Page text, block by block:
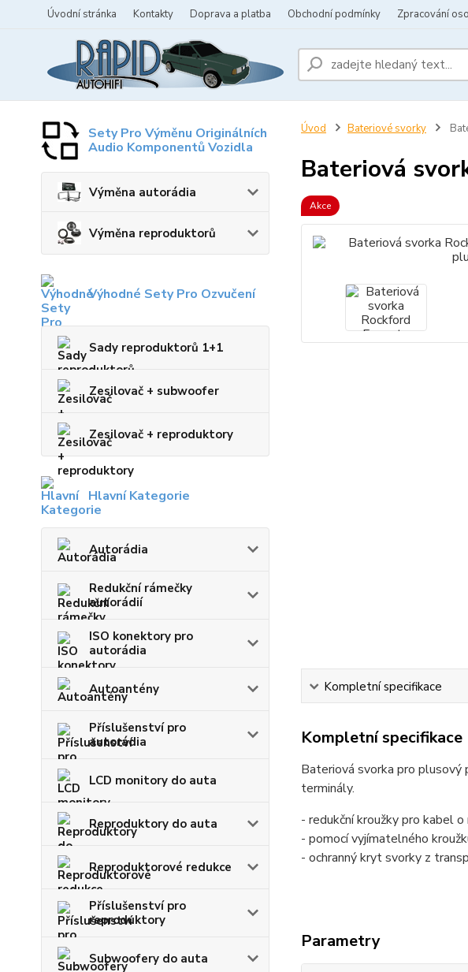
Úvodní stránka Kontakty Doprava a platba Obchodní podmínky Zpracování
Sety Pro Výměnu Originálních
Audio Komponentů Vozidla
Výměna autorádia
Výměna reproduktorů
Výhodné Sety Pro Ozvučení
Sady reproduktorů 1+1
Zesilovač + subwoofer
Zesilovač + reproduktory
Hlavní Kategorie
Autorádia
Redukční rámečky
autorádií
ISO konektory pro
autorádia
Autoantény
Příslušenství pro
autorádia
LCD monitory do auta
Reproduktory do auta
Reproduktorové redukce
Příslušenství pro
reproduktory
Subwoofery do auta
Úvod Bateriové svorky
Bateriová
Akce
Kompletní specifikace
Kompletní specifikace
Bateriová svorka pro
terminály.
- redukční kroužky pro kabel
- pomocí vyjímatelného
- ochranný kryt svorky z
Parametry